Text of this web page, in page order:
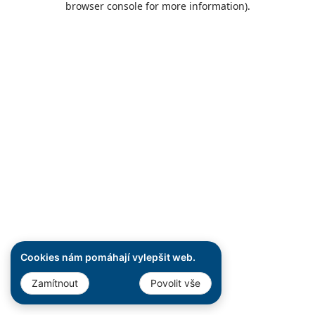
Cookies nám pomáhají vylepšit web.
Zamítnout Povolit vše
browser console for more information).